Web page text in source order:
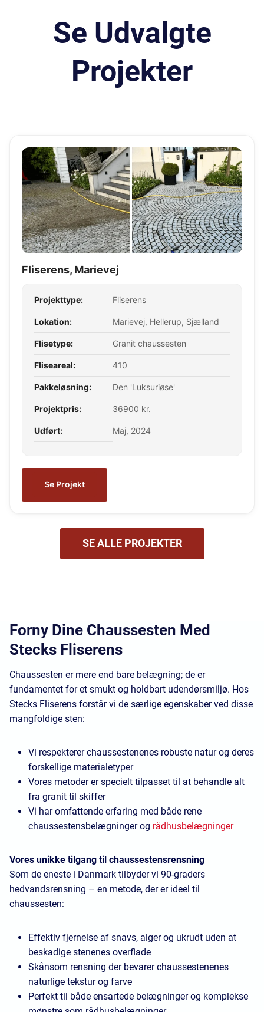
Se Udvalgte
Projekter
Fliserens, Marievej
Projekttype: Fliserens
Lokation: Marievej, Hellerup, Sjælland
Flisetype: Granit chaussesten
Fliseareal: 410
Pakkeløsning: Den 'Luksuriøse'
Projektpris: 36900 kr.
Udført: Maj, 2024
Se Projekt
SE ALLE PROJEKTER
Forny Dine Chaussesten Med
Stecks Fliserens
Chaussesten er mere end bare belægning; de er
fundamentet for et smukt og holdbart udendørsmiljø. Hos
Stecks Fliserens forstår vi de særlige egenskaber ved disse
mangfoldige sten:
Vi respekterer chaussestenenes robuste natur og deres
forskellige materialetyper
Vores metoder er specielt tilpasset til at behandle alt
fra granit til skiffer
Vi har omfattende erfaring med både rene
chaussestensbelægninger og rådhusbelægninger
Vores unikke tilgang til chaussestensrensning
Som de eneste i Danmark tilbyder vi 90-graders
hedvandsrensning – en metode, der er ideel til
chaussesten:
Effektiv fjernelse af snavs, alger og ukrudt uden at
beskadige stenenes overflade
Skånsom rensning der bevarer chaussestenenes
naturlige tekstur og farve
Perfekt til både ensartede belægninger og komplekse